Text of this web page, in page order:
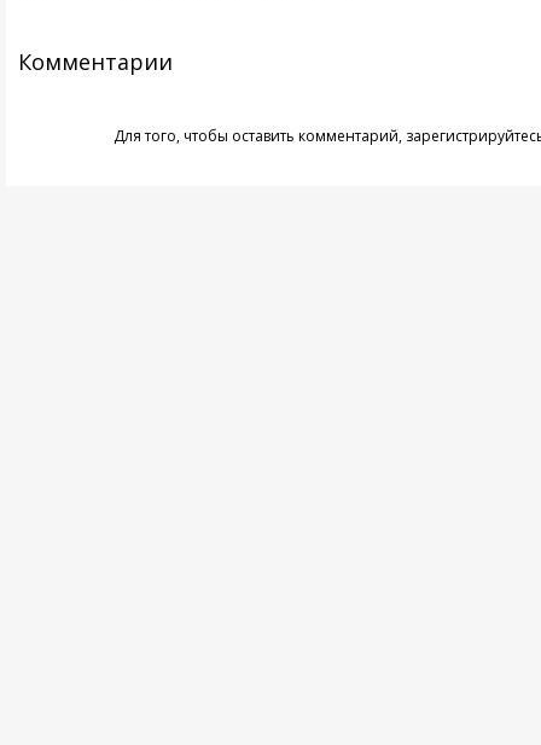
Комментарии
Для того, чтобы оставить комментарий,